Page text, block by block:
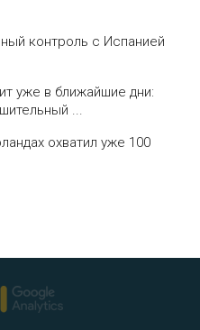
контроль с Испанией
уже в ближайшие дни:
...
охватил уже 100